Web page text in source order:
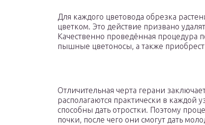
Для каждого цветовода обрезка
цветком. Это действие призвано
Качественно проведённая процедура
пышные цветоносы, а также
Отличительная черта герани
располагаются практически в каждой
способны дать отростки. Поэтому
почки, после чего они смогут дать